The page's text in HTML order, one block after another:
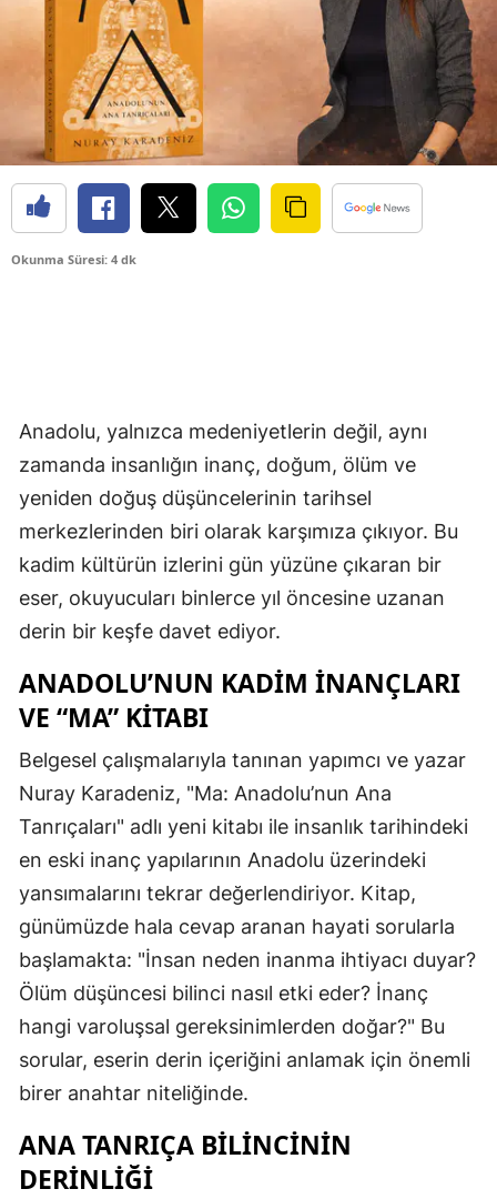
Okunma Süresi: 4 dk
Anadolu, yalnızca medeniyetlerin değil, aynı
zamanda insanlığın inanç, doğum, ölüm ve
yeniden doğuş düşüncelerinin tarihsel
merkezlerinden biri olarak karşımıza çıkıyor. Bu
kadim kültürün izlerini gün yüzüne çıkaran bir
eser, okuyucuları binlerce yıl öncesine uzanan
derin bir keşfe davet ediyor.
ANADOLU’NUN KADIM İNANÇLARI
VE “MA” KITABI
Belgesel çalışmalarıyla tanınan yapımcı ve yazar
Nuray Karadeniz, "Ma: Anadolu’nun Ana
Tanrıçaları" adlı yeni kitabı ile insanlık tarihindeki
en eski inanç yapılarının Anadolu üzerindeki
yansımalarını tekrar değerlendiriyor. Kitap,
günümüzde hala cevap aranan hayati sorularla
başlamakta: "İnsan neden inanma ihtiyacı duyar?
Ölüm düşüncesi bilinci nasıl etki eder? İnanç
hangi varoluşsal gereksinimlerden doğar?" Bu
sorular, eserin derin içeriğini anlamak için önemli
birer anahtar niteliğinde.
ANA TANRIÇA BILINCININ
DERINLIĞI